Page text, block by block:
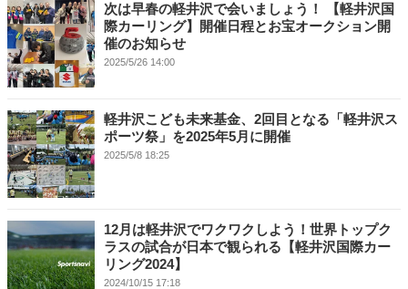
次は早春の軽井沢で会いましょう！ 【軽井沢国
際カーリング】開催日程とお宝オークション開
催のお知らせ
2025/5/26 14:00
軽井沢こども未来基金、2回目となる「軽井沢ス
ポーツ祭」を2025年5月に開催
2025/5/8 18:25
12月は軽井沢でワクワクしよう！世界トップク
ラスの試合が日本で観られる【軽井沢国際カー
リング2024】
2024/10/15 17:18